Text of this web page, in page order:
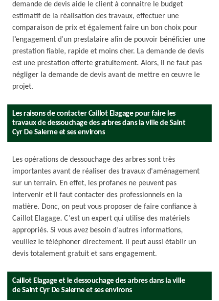
demande de devis aide le client à connaitre le budget
estimatif de la réalisation des travaux, effectuer une
comparaison de prix et également faire un bon choix pour
l’engagement d’un prestataire afin de pouvoir bénéficier une
prestation fiable, rapide et moins cher. La demande de devis
est une prestation offerte gratuitement. Alors, il ne faut pas
négliger la demande de devis avant de mettre en œuvre le
projet.
Les raisons de contacter Caillot Elagage pour faire les
travaux de dessouchage des arbres dans la ville de Saint
Cyr De Salerne et ses environs
Les opérations de dessouchage des arbres sont très
importantes avant de réaliser des travaux d'aménagement
sur un terrain. En effet, les profanes ne peuvent pas
intervenir et il faut contacter des professionnels en la
matière. Donc, on peut vous proposer de faire confiance à
Caillot Elagage. C'est un expert qui utilise des matériels
appropriés. Si vous avez besoin d'autres informations,
veuillez le téléphoner directement. Il peut aussi établir un
devis totalement gratuit et sans engagement.
Caillot Elagage et le dessouchage des arbres dans la ville
de Saint Cyr De Salerne et ses environs